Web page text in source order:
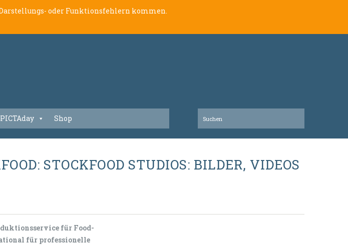
oder Funktionsfehlern kommen.
PICTAday Shop
STOCKFOOD STUDIOS: BILDER, VIDEOS
für Food-
für professionelle